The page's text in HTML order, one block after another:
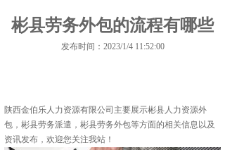
彬县劳务外包的流程有哪些
发布时间：2023/1/4 11:52:00
陕西金伯乐人力资源有限公司主要展示彬县人力资源外
包 ，彬县劳务派遣，彬县劳务外包等方面的相关信息以及
资讯发布，欢迎您关注我站！